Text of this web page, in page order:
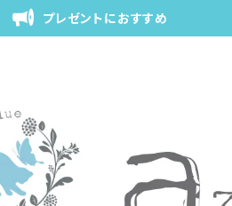
プレゼントにおすすめ